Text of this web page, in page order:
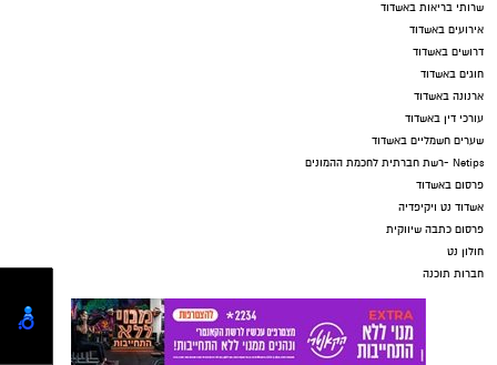
שרותי בריאות באשדוד
אירועים באשדוד
דרושים באשדוד
חוגים באשדוד
ארנונה באשדוד
עורכי דין באשדוד
שערים חשמליים באשדוד
Netips -רשת חברתית לחכמת ההמונים
פרסום באשדוד
אשדוד נט ויקיפדיה
פרסום כתבה שיווקית
חולון נט
חברות תוכנה